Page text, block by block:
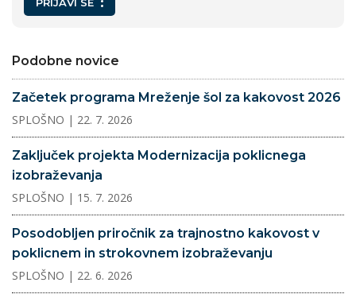
Podobne novice
Začetek programa Mreženje šol za kakovost 2026
SPLOŠNO | 22. 7. 2026
Zaključek projekta Modernizacija poklicnega
izobraževanja
SPLOŠNO | 15. 7. 2026
Posodobljen priročnik za trajnostno kakovost v
poklicnem in strokovnem izobraževanju
SPLOŠNO | 22. 6. 2026